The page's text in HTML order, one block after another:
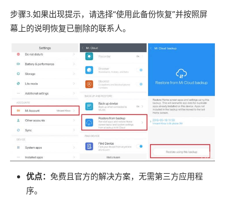
步骤3.如果出现提示，请选择“使用此备份恢复”并按照屏
幕上的说明恢复已删除的联系人。
优点： 免费且官方的解决方案，无需第三方应用程
序。